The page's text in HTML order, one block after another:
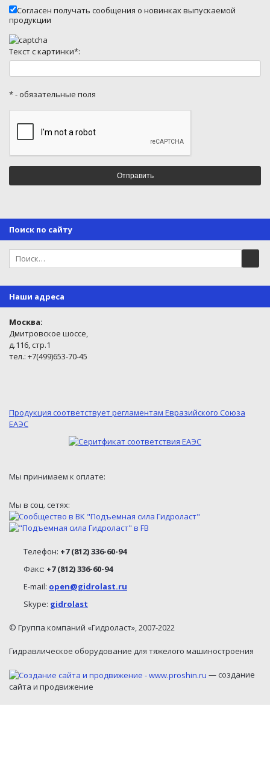
Согласен получать сообщения о новинках выпускаемой
продукции
Текст с картинки*:
* - обязательные поля
Поиск по сайту
Наши адреса
Москва:
Дмитровское шоссе,
д.116, стр.1
тел.: +7(499)653-70-45
Продукция соответствует регламентам Евразийского Союза
ЕАЭС
Мы принимаем к оплате:
Мы в соц. сетях:
Телефон: +7 (812) 336-60-94
Факс: +7 (812) 336-60-94
E-mail: open@gidrolast.ru
Skype: gidrolast
© Группа компаний «Гидроласт», 2007-2022
Гидравлическое оборудование для тяжелого машиностроения
— создание
сайта и продвижение